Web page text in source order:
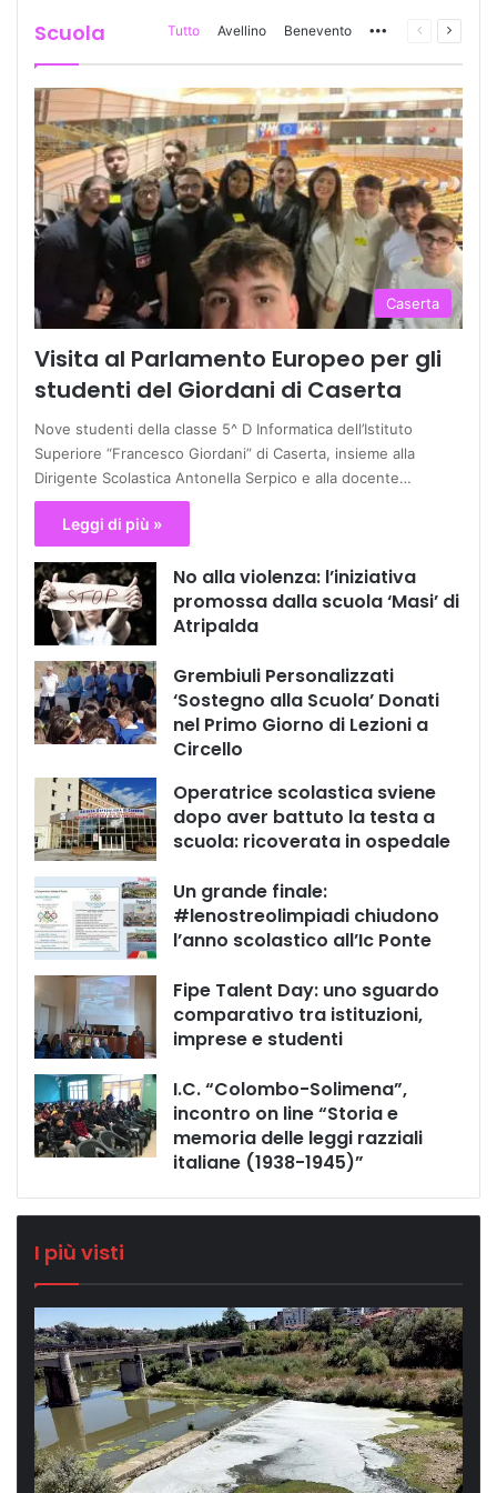
Scuola Tutto Avellino Benevento More Pagina
Caserta
Visita al Parlamento Europeo per gli
studenti del Giordani di Caserta
Nove studenti della classe 5^ D Informatica dell’Istituto
Superiore “Francesco Giordani” di Caserta, insieme alla
Dirigente Scolastica Antonella Serpico e alla docente…
Leggi di più »
No alla violenza: l’iniziativa
promossa dalla scuola ‘Masi’ di
Atripalda
Grembiuli Personalizzati
‘Sostegno alla Scuola’ Donati
nel Primo Giorno di Lezioni a
Circello
Operatrice scolastica sviene
dopo aver battuto la testa a
scuola: ricoverata in ospedale
Un grande finale:
#lenostreolimpiadi chiudono
l’anno scolastico all’Ic Ponte
Fipe Talent Day: uno sguardo
comparativo tra istituzioni,
imprese e studenti
I.C. “Colombo-Solimena”,
incontro on line “Storia e
memoria delle leggi razziali
italiane (1938-1945)”
I più visti